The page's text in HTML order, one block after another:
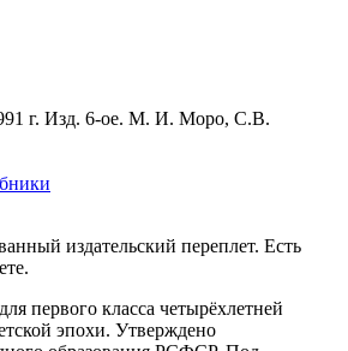
г. Изд. 6-ое. М. И. Моро, С.В.
издательский переплет. Есть
первого класса четырёхлетней
эпохи. Утверждено